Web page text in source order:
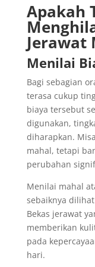
Apakah
Jerawat
Menilai
Bagi sebagian
terasa cukup
biaya tersebut
digunakan,
diharapkan.
mahal, tetapi
perubahan
Menilai mahal
sebaiknya
Bekas jerawat
memberikan
pada
hari.